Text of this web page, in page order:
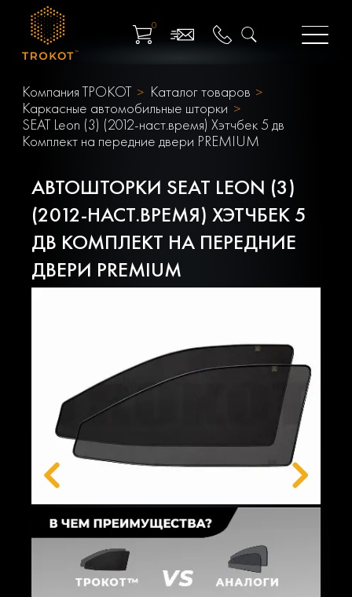
0
Компания ТРОКОТ
Каталог товаров
Каркасные автомобильные шторки
SEAT Leon (3) (2012-наст.время) Хэтчбек 5 дв
Комплект на передние двери PREMIUM
АВТОШТОРКИ SEAT LEON (3)
(2012-НАСТ.ВРЕМЯ) ХЭТЧБЕК 5
ДВ КОМПЛЕКТ НА ПЕРЕДНИЕ
ДВЕРИ PREMIUM